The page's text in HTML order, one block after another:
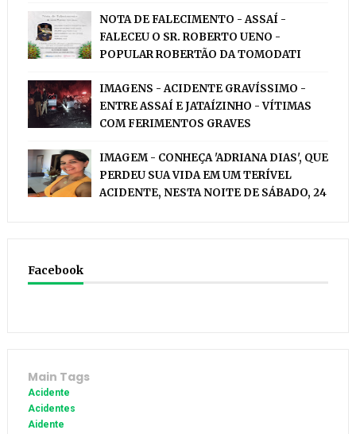
NOTA DE FALECIMENTO - ASSAÍ -
FALECEU O SR. ROBERTO UENO -
POPULAR ROBERTÃO DA TOMODATI
IMAGENS - ACIDENTE GRAVÍSSIMO -
ENTRE ASSAÍ E JATAÍZINHO - VÍTIMAS
COM FERIMENTOS GRAVES
IMAGEM - CONHEÇA 'ADRIANA DIAS', QUE
PERDEU SUA VIDA EM UM TERÍVEL
ACIDENTE, NESTA NOITE DE SÁBADO, 24
Facebook
Main Tags
Acidente
Acidentes
Aidente